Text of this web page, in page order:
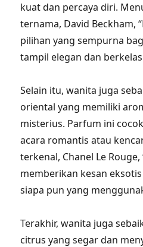
kuat dan percaya diri.
ternama, David Beckham,
pilihan yang sempurna
tampil elegan dan
Selain itu, wanita juga
oriental yang memiliki
misterius. Parfum ini
acara romantis atau
terkenal, Chanel Le
memberikan kesan
siapa pun yang
Terakhir, wanita juga
citrus yang segar dan